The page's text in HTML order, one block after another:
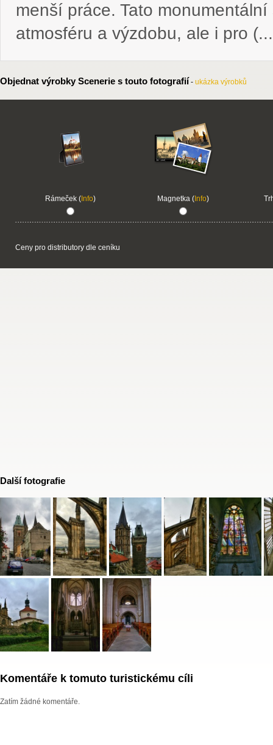
menší práce. Tato
atmosféru a výzdobu, ale i pro (...
Objednat výrobky Scenerie s touto fotografií - ukázka výrobků
Rámeček (Info) Magnetka (Info)
Ceny pro distributory dle ceníku
Další fotografie
Komentáře k tomuto turistickému cíli
Zatím žádné komentáře.